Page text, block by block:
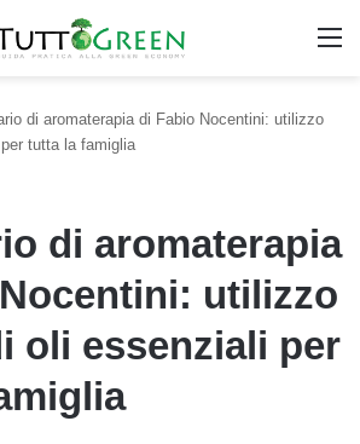
di aromaterapia di Fabio Nocentini: utilizzo
tutta la famiglia
di aromaterapia
utilizzo
oli essenziali per